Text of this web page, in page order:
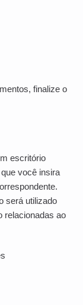
finalize o
escritório
você insira
será utilizado
relacionadas ao